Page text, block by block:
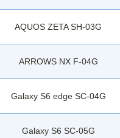
AQUOS ZETA SH-03G
ARROWS NX F-04G
Galaxy S6 edge SC-04G
Galaxy S6 SC-05G